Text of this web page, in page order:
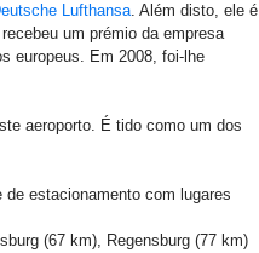
Lufthansa. Além disto, ele é
um prémio da empresa
europeus. Em 2008, foi-lhe
aeroporto. É tido como um dos
estacionamento com lugares
(67 km), Regensburg (77 km)